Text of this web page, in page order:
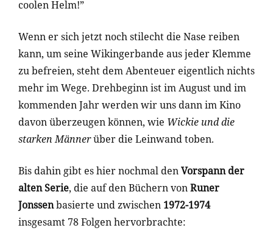
coolen Helm!”
Wenn er sich jetzt noch stilecht die Nase reiben
kann, um seine Wikingerbande aus jeder Klemme
zu befreien, steht dem Abenteuer eigentlich nichts
mehr im Wege. Drehbeginn ist im August und im
kommenden Jahr werden wir uns dann im Kino
davon überzeugen können, wie Wickie und die
starken Männerüber die Leinwand toben.
Bis dahin gibt es hier nochmal denVorspann der
alten Serie, die auf den Büchern vonRuner
Jonssenbasierte und zwischen 1972-1974
insgesamt 78 Folgen hervorbrachte: